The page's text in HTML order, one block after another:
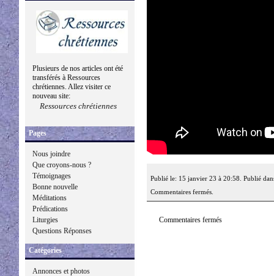
Plusieurs de nos articles ont été
transférés à Ressources
chrétiennes. Allez visiter ce
nouveau site:
Ressources chrétiennes
Pages
Nous joindre
Que croyons-nous ?
Témoignages
Bonne nouvelle
Méditations
Prédications
Liturgies
Questions Réponses
Catégories
Annonces et photos
Publié le: 15 janvier 23 à 20:58. Publié
Commentaires fermés.
Commentaires fermés